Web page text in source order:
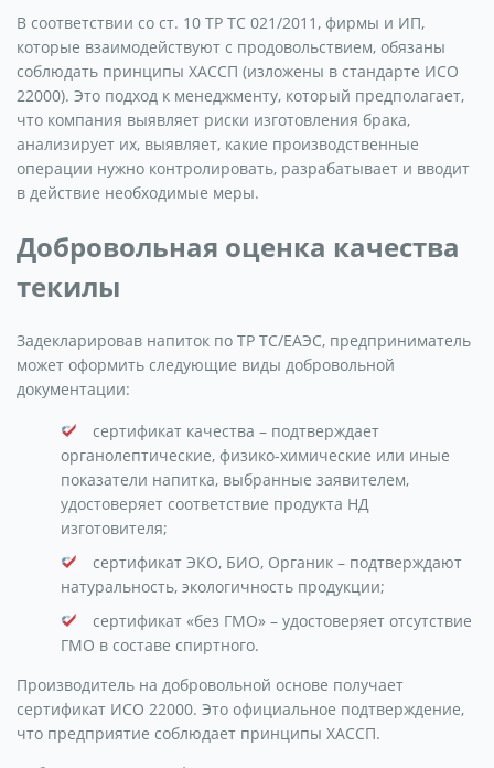
В соответствии со ст. 10 ТР ТС 021/2011, фирмы и ИП,
которые взаимодействуют с продовольствием, обязаны
соблюдать принципы ХАССП (изложены в стандарте ИСО
22000). Это подход к менеджменту, который предполагает,
что компания выявляет риски изготовления брака,
анализирует их, выявляет, какие производственные
операции нужно контролировать, разрабатывает и вводит
в действие необходимые меры.
Добровольная оценка качества
текилы
Задекларировав напиток по ТР ТС/ЕАЭС, предприниматель
может оформить следующие виды добровольной
документации:
сертификат качества – подтверждает
органолептические, физико-химические или иные
показатели напитка, выбранные заявителем,
удостоверяет соответствие продукта НД
изготовителя;
сертификат ЭКО, БИО, Органик – подтверждают
натуральность, экологичность продукции;
сертификат «без ГМО» – удостоверяет отсутствие
ГМО в составе спиртного.
Производитель на добровольной основе получает
сертификат ИСО 22000. Это официальное подтверждение,
что предприятие соблюдает принципы ХАССП.